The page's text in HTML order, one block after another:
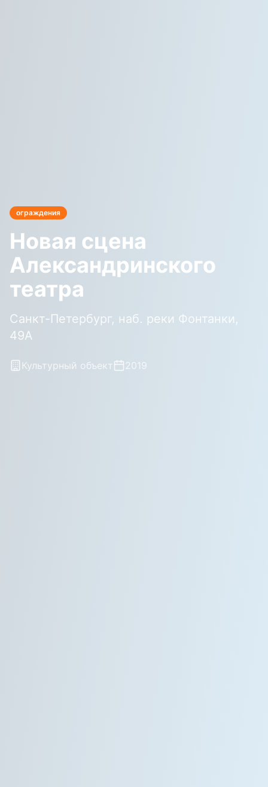
ограждения
Новая сцена
Александринского
театра
Санкт-Петербург, наб. реки Фонтанки,
49А
Культурный объект 2019